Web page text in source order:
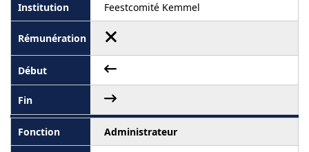
Feestcomité Kemmel
Administrateur